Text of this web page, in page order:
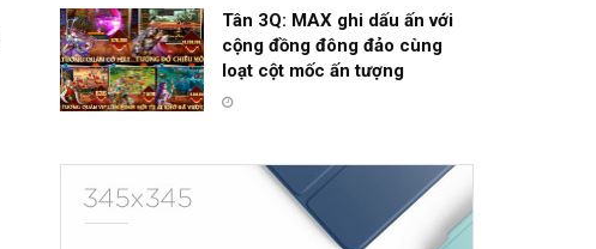
Tân 3Q: MAX ghi dấu ấn với
cộng đồng đông đảo cùng
loạt cột mốc ấn tượng